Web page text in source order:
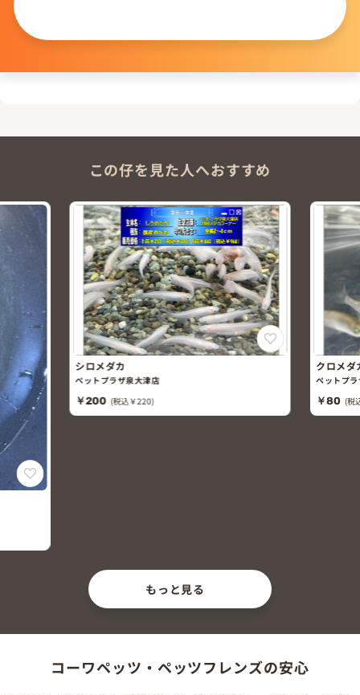
この仔を見た人へおすすめ
シロメダカ
ペットプラザ泉大津店
￥200 (税込￥220)
クロメダ
ペットプ
￥80 (税
もっと見る
コーワペッツ・ペッツフレンズの安心